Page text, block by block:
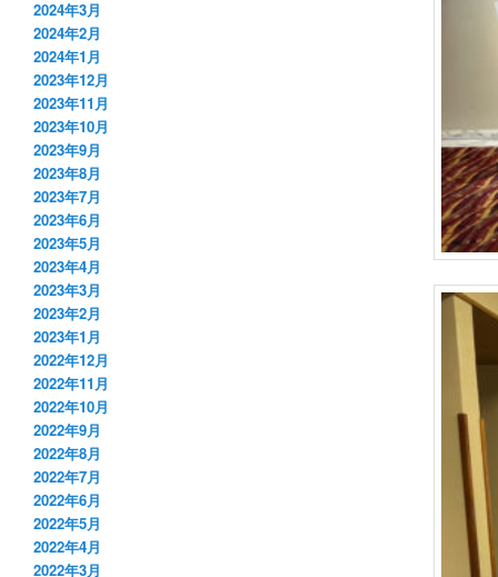
2024年3月
2024年2月
2024年1月
2023年12月
2023年11月
2023年10月
2023年9月
2023年8月
2023年7月
2023年6月
2023年5月
2023年4月
2023年3月
2023年2月
2023年1月
2022年12月
2022年11月
2022年10月
2022年9月
2022年8月
2022年7月
2022年6月
2022年5月
2022年4月
2022年3月